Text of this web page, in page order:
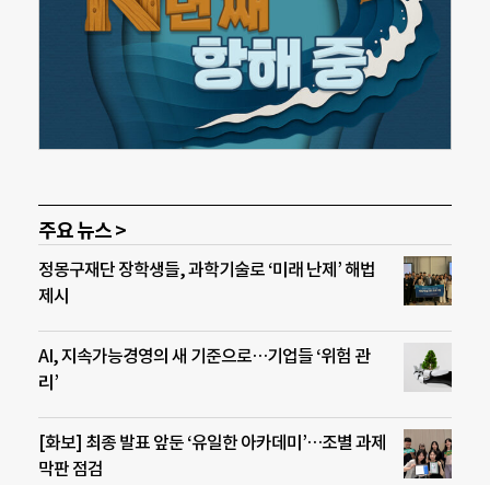
주요 뉴스 >
정몽구재단 장학생들, 과학기술로 ‘미래 난제’ 해법
제시
AI, 지속가능경영의 새 기준으로…기업들 ‘위험 관
리’
[화보] 최종 발표 앞둔 ‘유일한 아카데미’…조별 과제
막판 점검